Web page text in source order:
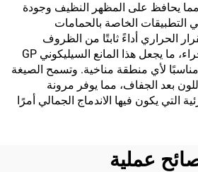
يحافظ على المظهر النظيف وجودة
التطبيقات الخاصة بالحمامات
الحراري أداءً ثابتًا من الظروف
القطبية إلى حرارة الصحراء، ما يجعل هذا المانع السيليكوني GP
مناسبًا لأي منطقة مناخية. وتسمح الصيغة
بعد الجفاف، مما يوفر مرونة
التي يكون فيها الاندماج الجمالي أمرًا
عملية